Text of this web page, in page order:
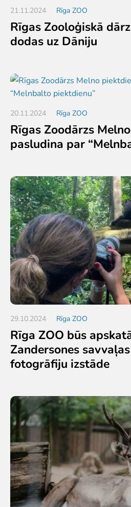
21.11.2024 Rīga ZOO
Rīgas Zooloģiskā
dodas uz Dāniju
20.11.2024 Rīga ZOO
Rīgas Zoodārzs
pasludina par
29.10.2024 Rīga ZOO
Rīga ZOO būs
Zandersones
fotogrāfiju izstāde